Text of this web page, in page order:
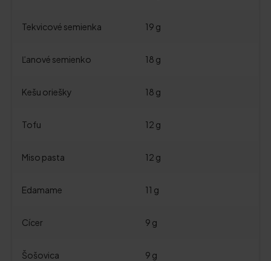
Tekvicové semienka 19 g
Ľanové semienko 18 g
Kešu oriešky 18 g
Tofu 12 g
Miso pasta 12 g
Edamame 11 g
Cícer 9 g
Šošovica 9 g